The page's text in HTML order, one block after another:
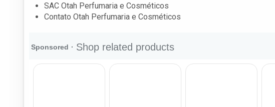
SAC Otah Perfumaria e Cosméticos
Contato Otah Perfumaria e Cosméticos